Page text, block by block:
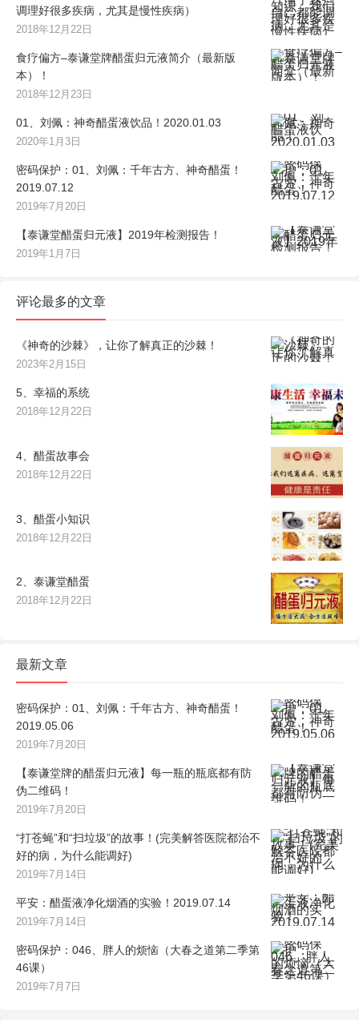
调理好很多疾病，尤其是慢性疾病）
2018年12月22日
食疗偏方–泰谦堂牌醋蛋归元液简介（最新版
本）！
2018年12月23日
01、刘佩：神奇醋蛋液饮品！2020.01.03
2020年1月3日
密码保护：01、刘佩：千年古方、神奇醋蛋！
2019.07.12
2019年7月20日
【泰谦堂醋蛋归元液】2019年检测报告！
2019年1月7日
评论最多的文章
《神奇的沙棘》，让你了解真正的沙棘！
2023年2月15日
5、幸福的系统
2018年12月22日
4、醋蛋故事会
2018年12月22日
3、醋蛋小知识
2018年12月22日
2、泰谦堂醋蛋
2018年12月22日
最新文章
密码保护：01、刘佩：千年古方、神奇醋蛋！
2019.05.06
2019年7月20日
【泰谦堂牌的醋蛋归元液】每一瓶的瓶底都有防
伪二维码！
2019年7月20日
“打苍蝇”和“扫垃圾”的故事！(完美解答医院都治不
好的病，为什么能调好)
2019年7月14日
平安：醋蛋液净化烟酒的实验！2019.07.14
2019年7月14日
密码保护：046、胖人的烦恼（大春之道第二季第
46课）
2019年7月7日